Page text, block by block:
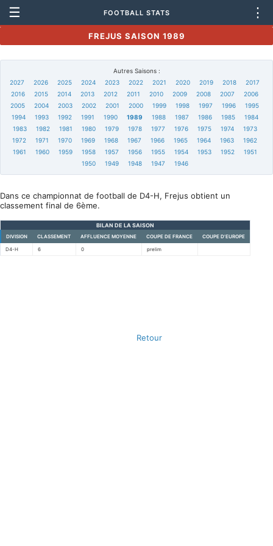
☰ FOOTBALL STATS ⋮
FREJUS SAISON 1989
Autres Saisons :
2027
2026 2025 2024 2023 2022 2021 2020 2019 2018
2017
2016
2015 2014 2013 2012 2011 2010 2009 2008 2007
2006
2005
2004 2003 2002 2001 2000 1999 1998 1997 1996
1995
1994
1993 1992 1991 1990 1989 1988 1987 1986 1985
1984
1983
1982 1981 1980 1979 1978 1977 1976 1975 1974
1973
1972
1971 1970 1969 1968 1967 1966 1965 1964 1963
1962
1961
1960 1959 1958 1957 1956 1955 1954 1953 1952
1951
1950
1949 1948 1947 1946
Dans ce championnat de football de D4-H, Frejus obtient un
classement final de 6ème.
BILAN DE LA SAISON
DIVISION CLASSEMENT AFFLUENCE MOYENNE COUPE DE FRANCE COUPE D'EUROPE
D4-H 6 0 prelim
Retour